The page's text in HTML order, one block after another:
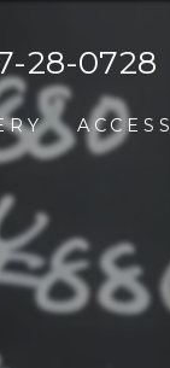
28-0728
ACCESS